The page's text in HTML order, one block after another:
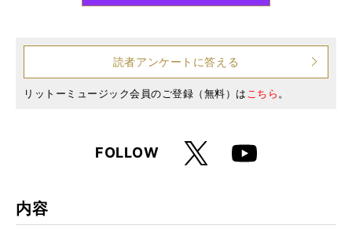
読者アンケートに答える
リットーミュージック会員のご登録（無料）はこちら。
FOLLOW Youtube
内容